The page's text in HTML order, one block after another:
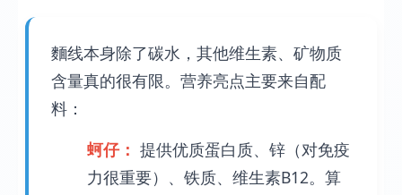
麵线本身除了碳水，其他维生素、矿物质
含量真的很有限。营养亮点主要来自配
料：
蚵仔： 提供优质蛋白质、锌（对免疫
力很重要）、铁质、维生素B12。算